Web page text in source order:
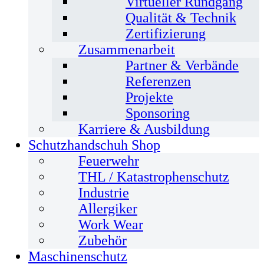
Qualität & Technik
Zertifizierung
Zusammenarbeit
Partner & Verbände
Referenzen
Projekte
Sponsoring
Karriere & Ausbildung
Schutzhandschuh Shop
Feuerwehr
THL / Katastrophenschutz
Industrie
Allergiker
Work Wear
Zubehör
Maschinenschutz